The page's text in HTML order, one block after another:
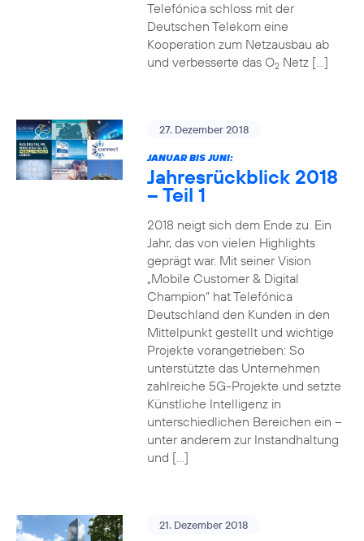
Telefónica schloss mit der
Deutschen Telekom eine
Kooperation zum Netzausbau ab
und verbesserte das O2Netz […]
27. Dezember 2018
JANUAR BIS JUNI:
Jahresrückblick 2018
– Teil 1
2018 neigt sich dem Ende zu. Ein
Jahr, das von vielen Highlights
geprägt war. Mit seiner Vision
„Mobile Customer & Digital
Champion“ hat Telefónica
Deutschland den Kunden in den
Mittelpunkt gestellt und wichtige
Projekte vorangetrieben: So
unterstützte das Unternehmen
zahlreiche 5G-Projekte und setzte
Künstliche Intelligenz in
unterschiedlichen Bereichen ein –
unter anderem zur Instandhaltung
und […]
21. Dezember 2018